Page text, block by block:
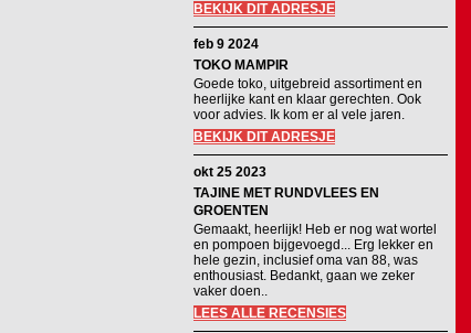
BEKIJK DIT ADRESJE
feb 9 2024
TOKO MAMPIR
Goede toko, uitgebreid assortiment en
heerlijke kant en klaar gerechten. Ook
voor advies. Ik kom er al vele jaren.
BEKIJK DIT ADRESJE
okt 25 2023
TAJINE MET RUNDVLEES EN
GROENTEN
Gemaakt, heerlijk! Heb er nog wat wortel
en pompoen bijgevoegd... Erg lekker en
hele gezin, inclusief oma van 88, was
enthousiast. Bedankt, gaan we zeker
vaker doen..
LEES ALLE RECENSIES